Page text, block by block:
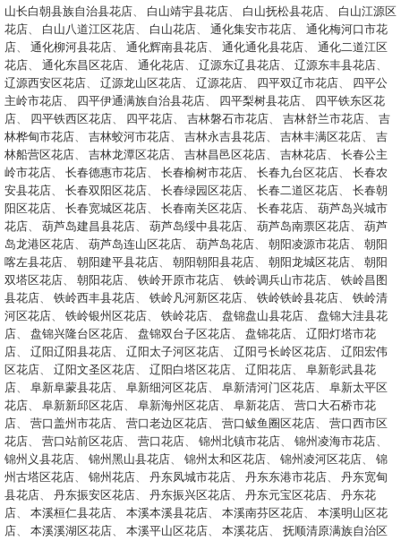
山长白朝县族自治县花店、 白山靖宇县花店、 白山抚松县花店、 白山江源区
花店、 白山八道江区花店、 白山花店、 通化集安市花店、 通化梅河口市花
店、 通化柳河县花店、 通化辉南县花店、 通化通化县花店、 通化二道江区
花店、 通化东昌区花店、 通化花店、 辽源东辽县花店、 辽源东丰县花店、
辽源西安区花店、 辽源龙山区花店、 辽源花店、 四平双辽市花店、 四平公
主岭市花店、 四平伊通满族自治县花店、 四平梨树县花店、 四平铁东区花
店、 四平铁西区花店、 四平花店、 吉林磐石市花店、 吉林舒兰市花店、 吉
林桦甸市花店、 吉林蛟河市花店、 吉林永吉县花店、 吉林丰满区花店、 吉
林船营区花店、 吉林龙潭区花店、 吉林昌邑区花店、 吉林花店、 长春公主
岭市花店、 长春德惠市花店、 长春榆树市花店、 长春九台区花店、 长春农
安县花店、 长春双阳区花店、 长春绿园区花店、 长春二道区花店、 长春朝
阳区花店、 长春宽城区花店、 长春南关区花店、 长春花店、 葫芦岛兴城市
花店、 葫芦岛建昌县花店、 葫芦岛绥中县花店、 葫芦岛南票区花店、 葫芦
岛龙港区花店、 葫芦岛连山区花店、 葫芦岛花店、 朝阳凌源市花店、 朝阳
喀左县花店、 朝阳建平县花店、 朝阳朝阳县花店、 朝阳龙城区花店、 朝阳
双塔区花店、 朝阳花店、 铁岭开原市花店、 铁岭调兵山市花店、 铁岭昌图
县花店、 铁岭西丰县花店、 铁岭凡河新区花店、 铁岭铁岭县花店、 铁岭清
河区花店、 铁岭银州区花店、 铁岭花店、 盘锦盘山县花店、 盘锦大洼县花
店、 盘锦兴隆台区花店、 盘锦双台子区花店、 盘锦花店、 辽阳灯塔市花
店、 辽阳辽阳县花店、 辽阳太子河区花店、 辽阳弓长岭区花店、 辽阳宏伟
区花店、 辽阳文圣区花店、 辽阳白塔区花店、 辽阳花店、 阜新彰武县花
店、 阜新阜蒙县花店、 阜新细河区花店、 阜新清河门区花店、 阜新太平区
花店、 阜新新邱区花店、 阜新海州区花店、 阜新花店、 营口大石桥市花
店、 营口盖州市花店、 营口老边区花店、 营口鲅鱼圈区花店、 营口西市区
花店、 营口站前区花店、 营口花店、 锦州北镇市花店、 锦州凌海市花店、
锦州义县花店、 锦州黑山县花店、 锦州太和区花店、 锦州凌河区花店、 锦
州古塔区花店、 锦州花店、 丹东凤城市花店、 丹东东港市花店、 丹东宽甸
县花店、 丹东振安区花店、 丹东振兴区花店、 丹东元宝区花店、 丹东花
店、 本溪桓仁县花店、 本溪本溪县花店、 本溪南芬区花店、 本溪明山区花
店、 本溪溪湖区花店、 本溪平山区花店、 本溪花店、 抚顺清原满族自治区